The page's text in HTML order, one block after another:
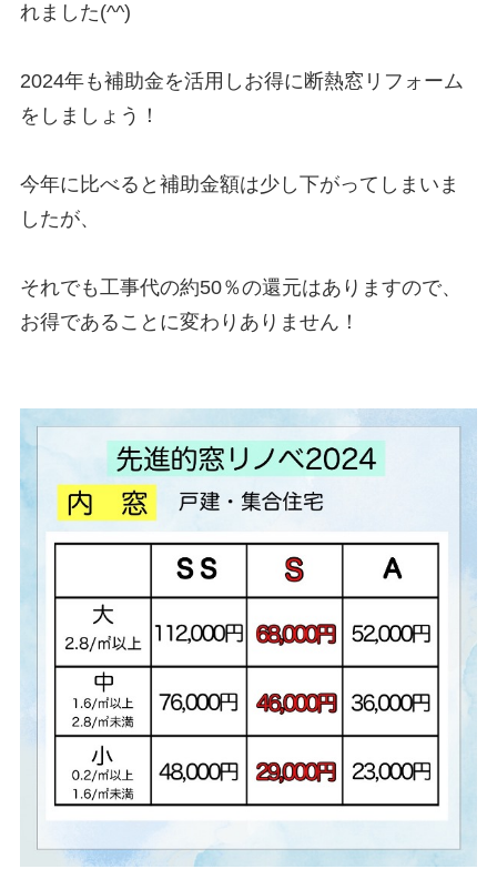
れました(^^)
2024年も補助金を活用しお得に断熱窓リフォーム
をしましょう！
今年に比べると補助金額は少し下がってしまいま
したが、
それでも工事代の約50％の還元はありますので、
お得であることに変わりありません！